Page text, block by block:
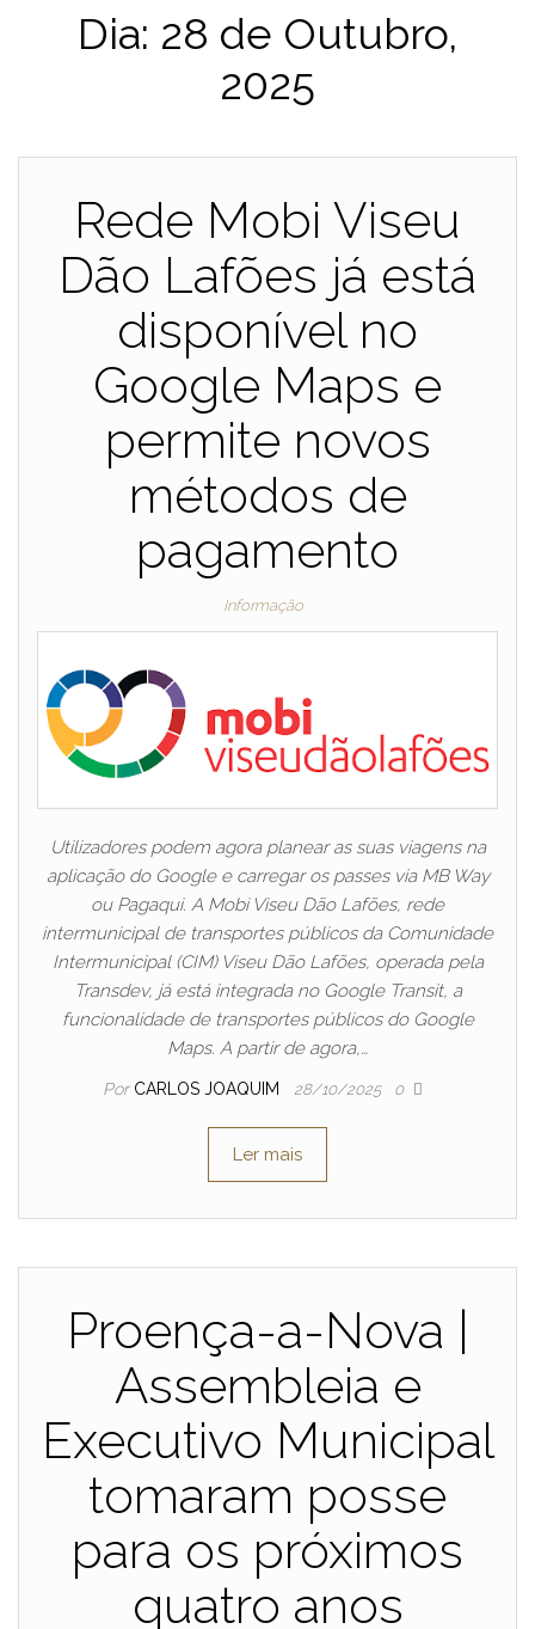
Dia: 28 de Outubro,
2025
Rede Mobi Viseu
Dão Lafões já está
disponível no
Google Maps e
permite novos
métodos de
pagamento
Informação
Utilizadores podem agora planear as suas viagens na
aplicação do Google e carregar os passes via MB Way
ou Pagaqui. A Mobi Viseu Dão Lafões, rede
intermunicipal de transportes públicos da Comunidade
Intermunicipal (CIM) Viseu Dão Lafões, operada pela
Transdev, já está integrada no Google Transit, a
funcionalidade de transportes públicos do Google
Maps. A partir de agora,…
Por CARLOS JOAQUIM 28/10/2025 0
Ler mais
Proença-a-Nova |
Assembleia e
Executivo Municipal
tomaram posse
para os próximos
quatro anos